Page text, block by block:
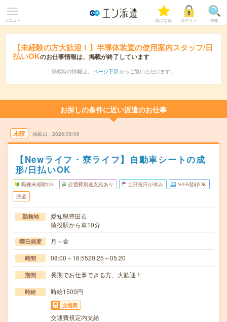
メニュー 気になる! ログイン 検索
【未経験の方大歓迎！】半導体装置の使用案内スタッフ/日
払いOKのお仕事情報は、掲載が終了しています
掲載時の情報は、 ページ下部 からご覧いただけます。
お探しの条件に近い派遣のお仕事
未読 掲載日 2026/08/06
【Newライフ・寮ライフ】自動車シートの成
形/日払いOK
職種未経験OK 交通費別途支給あり 土日祝日が休み WEB登録OK
派遣
勤務地
愛知県豊田市
猿投駅から車10分
曜日頻度 月～金
時間 08:00～16:5520:25～05:20
期間 長期でお仕事できる方、大歓迎！
時給 時給1500円
交通費
交通費規定内支給